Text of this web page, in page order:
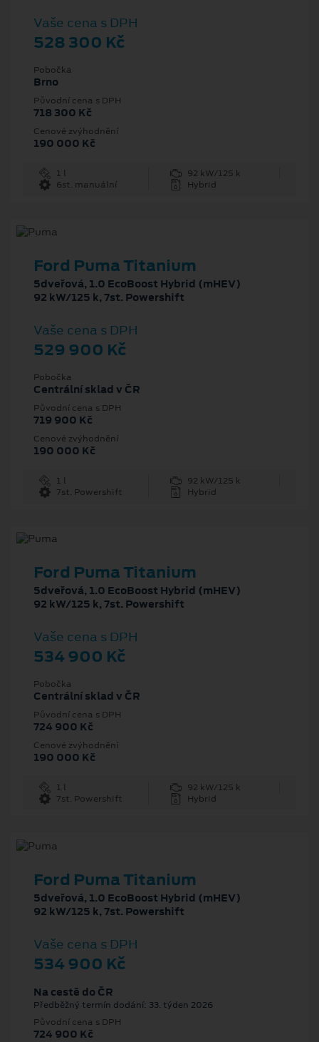
Vaše cena s DPH
528 300 Kč
Pobočka
Brno
Původní cena s DPH
718 300 Kč
Cenové zvýhodnění
190 000 Kč
1 l
92 kW/125 k
6st. manuální
Hybrid
Ford Puma Titanium
5dveřová, 1.0 EcoBoost Hybrid (mHEV)
92 kW/125 k, 7st. Powershift
Vaše cena s DPH
529 900 Kč
Pobočka
Centrální sklad v ČR
Původní cena s DPH
719 900 Kč
Cenové zvýhodnění
190 000 Kč
1 l
92 kW/125 k
7st. Powershift
Hybrid
Ford Puma Titanium
5dveřová, 1.0 EcoBoost Hybrid (mHEV)
92 kW/125 k, 7st. Powershift
Vaše cena s DPH
534 900 Kč
Pobočka
Centrální sklad v ČR
Původní cena s DPH
724 900 Kč
Cenové zvýhodnění
190 000 Kč
1 l
92 kW/125 k
7st. Powershift
Hybrid
Ford Puma Titanium
5dveřová, 1.0 EcoBoost Hybrid (mHEV)
92 kW/125 k, 7st. Powershift
Vaše cena s DPH
534 900 Kč
Na cestě do ČR
Předběžný termín dodání: 33. týden 2026
Původní cena s DPH
724 900 Kč